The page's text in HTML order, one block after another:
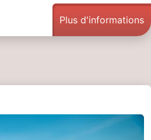
Plus d'informations